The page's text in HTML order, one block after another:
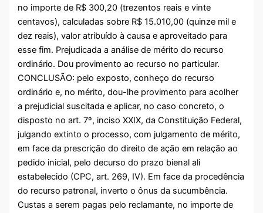
no importe de R$ 300,20 (trezentos reais e vinte
centavos), calculadas sobre R$ 15.010,00 (quinze mil e
dez reais), valor atribuído à causa e aproveitado para
esse fim. Prejudicada a análise de mérito do recurso
ordinário. Dou provimento ao recurso no particular.
CONCLUSÃO: pelo exposto, conheço do recurso
ordinário e, no mérito, dou-lhe provimento para acolher
a prejudicial suscitada e aplicar, no caso concreto, o
disposto no art. 7º, inciso XXIX, da Constituição Federal,
julgando extinto o processo, com julgamento de mérito,
em face da prescrição do direito de ação em relação ao
pedido inicial, pelo decurso do prazo bienal ali
estabelecido (CPC, art. 269, IV). Em face da procedência
do recurso patronal, inverto o ônus da sucumbência.
Custas a serem pagas pelo reclamante, no importe de